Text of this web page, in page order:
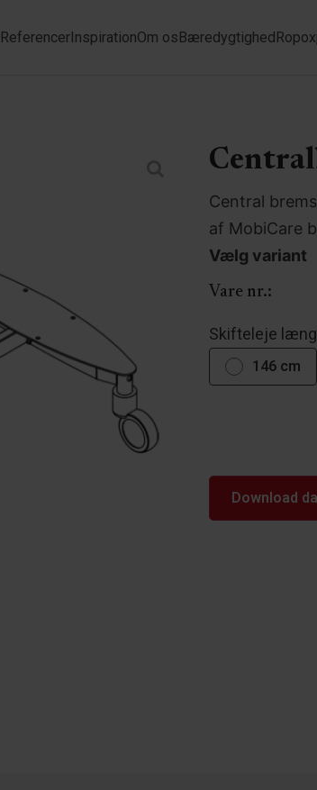
ReferencerInspirationOm osBæredygtighed
Central
af MobiCare
Vælg variant
Vare nr.:
Skifteleje
146 cm
Download